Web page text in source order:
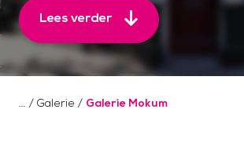
e
n
Lees verder
/ Galerie / Galerie Mokum